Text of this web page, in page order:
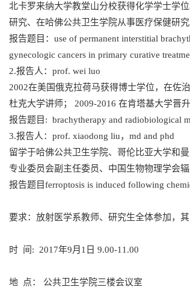
北卡罗来纳大学教堂山分校获得化学学士学
研究、在哈佛公共卫生学院从事医疗保健研
报告题目：use of permanent interstitial
gynecologic cancers in primary curative
2.报告人：prof. wei luo
2002在美国俄克拉荷马获得博士学位，在佐
杜克大学讲师； 2009-2016 在肯塔基大学晋
报告题目: brachytherapy and radiobiological
3.报告人：prof. xiaodong liu，md and phd
留学于哈佛公共卫生学院、哥伦比亚大学和
专业委员会副主任委员、中国生物物理学会
报告题目ferroptosis is induced following
要求：放射医学系教师、研究生全体参加，
时 间: 2017年9月1日 9.00-11.00
地 点： 公共卫生学院三楼会议室